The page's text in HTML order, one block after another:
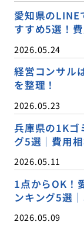
愛知県のLINE
すすめ5選！
2026.05.24
経営コンサル
を整理！
2026.05.23
兵庫県の1Kゴ
グ5選｜費用
2026.05.11
1点からOK！
ンキング5選
2026.05.09